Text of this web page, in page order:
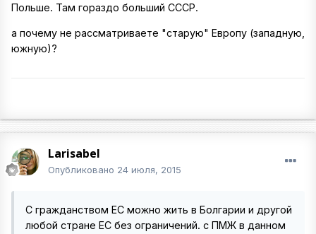
Польше. Там гораздо больший СССР.
а почему не рассматриваете "старую" Европу (западную,
южную)?
Larisabel
Опубликовано 24 июля, 2015
С гражданством ЕС можно жить в Болгарии и другой
любой стране ЕС без ограничений. с ПМЖ в данном